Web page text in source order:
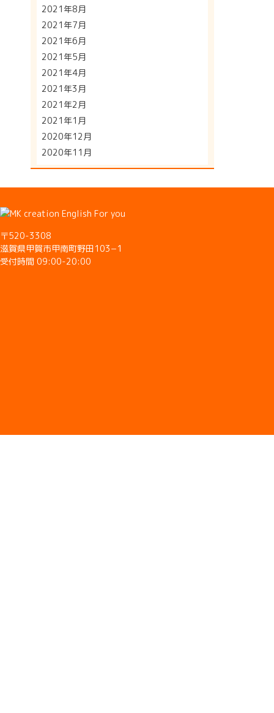
2021年8月
2021年7月
2021年6月
2021年5月
2021年4月
2021年3月
2021年2月
2021年1月
2020年12月
2020年11月
〒520-3308
滋賀県甲賀市甲南町野田103−1
受付時間 09:00-20:00